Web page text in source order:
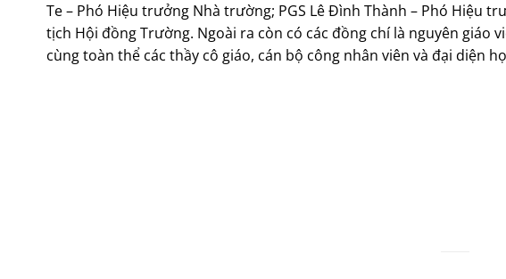
Te – Phó Hiệu trưởng Nhà trường; PGS Lê Đình Thành – Phó Hiệu
tịch Hội đồng Trường. Ngoài ra còn có các đồng chí là nguyên
cùng toàn thể các thầy cô giáo, cán bộ công nhân viên và đại diện